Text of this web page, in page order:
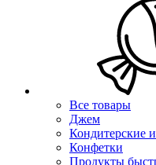
Все товары
Джем
Кондитерские
Конфетки
Продукты